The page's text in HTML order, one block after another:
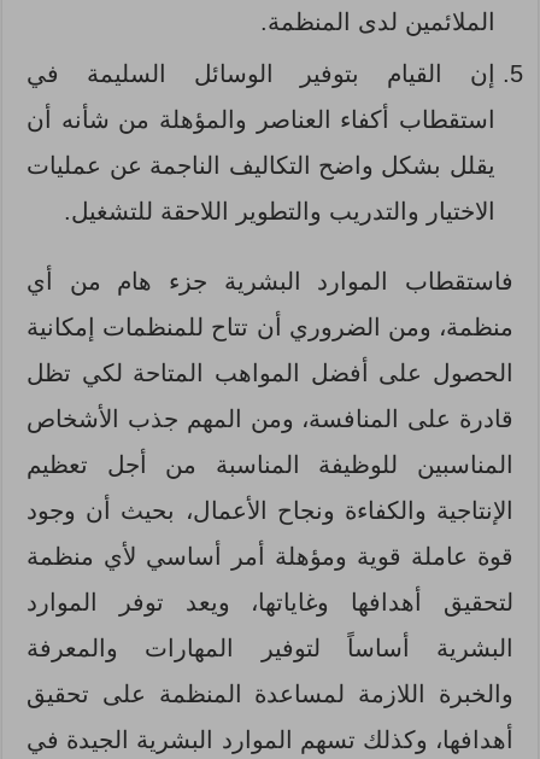
الملائمين لدى المنظمة.
إن القيام بتوفير الوسائل السليمة في
استقطاب أكفاء العناصر والمؤهلة من شأنه أن
يقلل بشكل واضح التكاليف الناجمة عن عمليات
الاختيار والتدريب والتطوير اللاحقة للتشغيل.
فاستقطاب الموارد البشرية جزء هام من أي
منظمة، ومن الضروري أن تتاح للمنظمات إمكانية
الحصول على أفضل المواهب المتاحة لكي تظل
قادرة على المنافسة، ومن المهم جذب الأشخاص
المناسبين للوظيفة المناسبة من أجل تعظيم
الإنتاجية والكفاءة ونجاح الأعمال، بحيث أن وجود
قوة عاملة قوية ومؤهلة أمر أساسي لأي منظمة
لتحقيق أهدافها وغاياتها، ويعد توفر الموارد
البشرية أساساً لتوفير المهارات والمعرفة
والخبرة اللازمة لمساعدة المنظمة على تحقيق
أهدافها، وكذلك تسهم الموارد البشرية الجيدة في